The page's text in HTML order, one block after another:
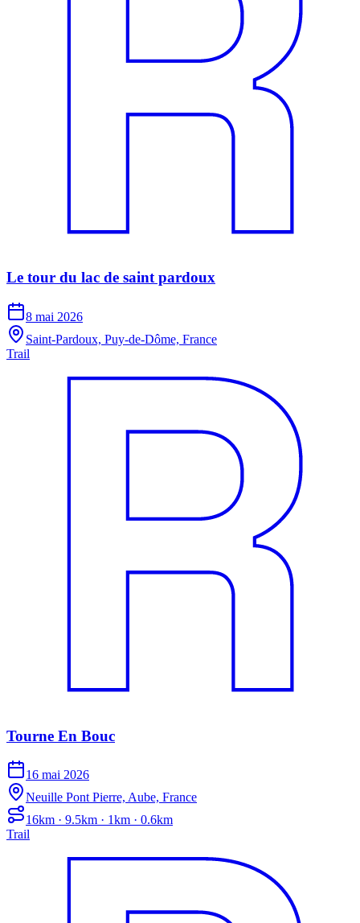
Le tour du lac de saint pardoux
8 mai 2026
Saint-Pardoux, Puy-de-Dôme, France
Trail
Tourne En Bouc
16 mai 2026
Neuille Pont Pierre, Aube, France
16km · 9.5km · 1km · 0.6km
Trail